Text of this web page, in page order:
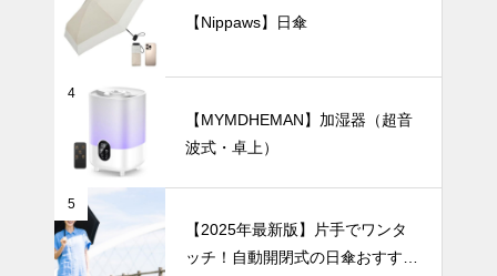
快適！バッグ
にすっきり収
台のミニ扇風
UV・雨対策
急な雨にも慌
てない！晴れ
の日も雨の日
も安心の『晴
雨兼用日傘』
【Nippaws】日傘
4
【MYMDHEMAN】加湿器（超音
波式・卓上）
5
【2025年最新版】片手でワンタ
ッチ！自動開閉式の日傘おすすめ